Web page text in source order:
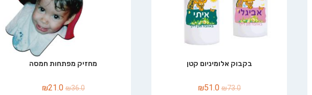
בקבוק אלומיניום קטן
₪73.0
₪51.0
מחזיק מפתחות חמסה
₪36.0
₪21.0